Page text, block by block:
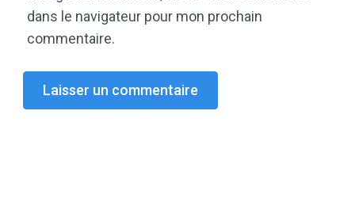
dans le navigateur pour mon prochain
commentaire.